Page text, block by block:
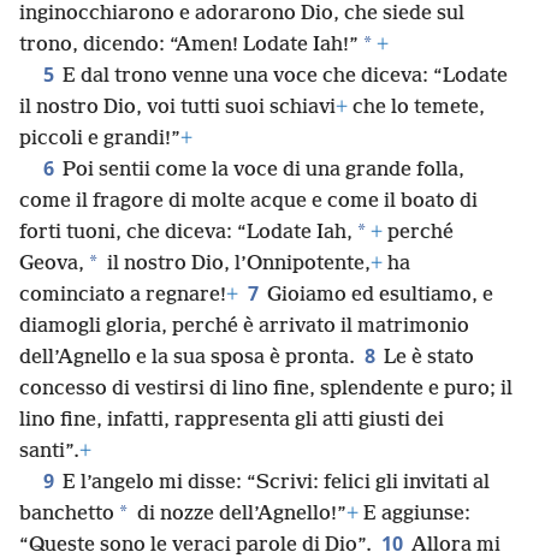
inginocchiarono e adorarono Dio, che siede sul
trono, dicendo: “Amen! Lodate Iah!” * +
5 E dal trono venne una voce che diceva: “Lodate
il nostro Dio, voi tutti suoi schiavi+ che lo temete,
piccoli e grandi!”+
6 Poi sentii come la voce di una grande folla,
come il fragore di molte acque e come il boato di
forti tuoni, che diceva: “Lodate Iah, * + perché
Geova, * il nostro Dio, l’Onnipotente,+ ha
cominciato a regnare!+ 7 Gioiamo ed esultiamo, e
diamogli gloria, perché è arrivato il matrimonio
dell’Agnello e la sua sposa è pronta. 8 Le è stato
concesso di vestirsi di lino fine, splendente e puro; il
lino fine, infatti, rappresenta gli atti giusti dei
santi”.+
9 E l’angelo mi disse: “Scrivi: felici gli invitati al
banchetto * di nozze dell’Agnello!”+ E aggiunse:
“Queste sono le veraci parole di Dio”. 10 Allora mi